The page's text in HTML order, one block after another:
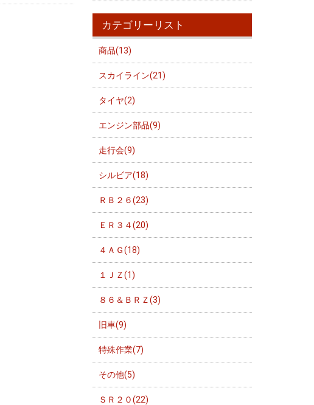
カテゴリーリスト
商品(13)
スカイライン(21)
タイヤ(2)
エンジン部品(9)
走行会(9)
シルビア(18)
ＲＢ２６(23)
ＥＲ３４(20)
４ＡＧ(18)
１ＪＺ(1)
８６＆ＢＲＺ(3)
旧車(9)
特殊作業(7)
その他(5)
ＳＲ２０(22)